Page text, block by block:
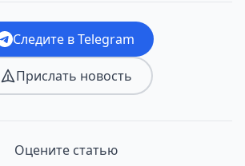
Следите в Telegram
Прислать новость
Оцените статью